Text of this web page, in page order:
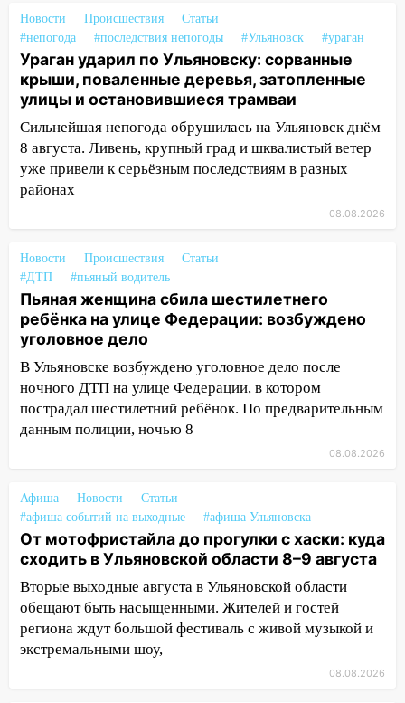
12:12
Прокуратура взяла на контроль
ДТП с шестилетним ребёнком на улице
Федерации
12:01
Пьяная женщина сбила
шестилетнего ребёнка на улице
Федерации: возбуждено уголовное дело
11:16
хаски: куда сходить в Ульяновской
области 8–9 августа
10:11 Директора ульяновской
«Нефтяной топливной компании» будут
судить за неуплату 48,4 млн рублей
налогов
09:28 Дети на дорогах: пострадали
велосипедисты, мотоциклисты и
08:30
Поджог со свечой, 16 сгоревших
домов и выстрел за водку
07:50 Какая погоды будет днем 8
августа
06:45 Императорский мост в
Ульяновске останется закрытым до
утра 10 августа
Судьба готовит сюрприз: гороскоп
Новости Происшествия
Статьи
#непогода
#последствия непогоды #Ульяновск #ураган
Ураган ударил по Ульяновску: сорванные
крыши, поваленные деревья, затопленные
улицы и остановившиеся трамваи
Сильнейшая непогода обрушилась на Ульяновск днём
8 августа. Ливень, крупный град и шквалистый ветер
уже привели к серьёзным последствиям в разных
районах
08.08.2026
Новости Происшествия
Статьи
#ДТП
#пьяный водитель
Пьяная женщина сбила шестилетнего
ребёнка на улице Федерации: возбуждено
уголовное дело
В Ульяновске возбуждено уголовное дело после
ночного ДТП на улице Федерации, в котором
пострадал шестилетний ребёнок. По предварительным
данным полиции, ночью 8
08.08.2026
Афиша Новости
Статьи
#афиша событий на выходные
#афиша Ульяновска
От мотофристайла до прогулки с хаски: куда
сходить в Ульяновской области 8–9 августа
Вторые выходные августа в Ульяновской области
обещают быть насыщенными. Жителей и гостей
региона ждут большой фестиваль с живой музыкой и
экстремальными шоу,
08.08.2026